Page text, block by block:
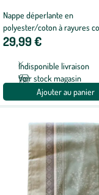
Nappe déperlante en
polyester/coton à rayures
cumin Charlotte - 140 x 300
29,99 €
Indisponible livraison
Voir stock magasin
Ajouter au panier